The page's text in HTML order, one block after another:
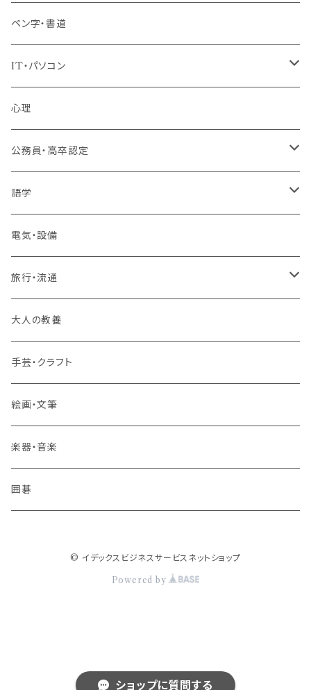
ショップに質問する
ペン字・書道
IT・パソコン
MOS（ﾏｲｸﾛｿﾌﾄｵﾌｨｽｽﾍﾟｼｬﾘｽﾄ）講座
プログラミング・Web制作入門講座
1コース受講
2コースまとめて受講
その他 IT・パソコン
心理
公務員・高卒認定
高卒認定講座
大卒公務員受験対策講座
語学
TOEIC®L&Rテスト対策講座
その他 語学
電気・設備
旅行・流通
旅行業務取扱管理者講座
その他 旅行・流通
大人の教養
手芸・クラフト
絵画・文筆
楽器・音楽
囲碁
© イデックスビジネスサービスネットショップ
Powered by